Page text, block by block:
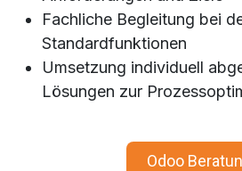
Fachliche Begleitung bei
Standardfunktionen
Umsetzung individuell
Lösungen zur
Odoo